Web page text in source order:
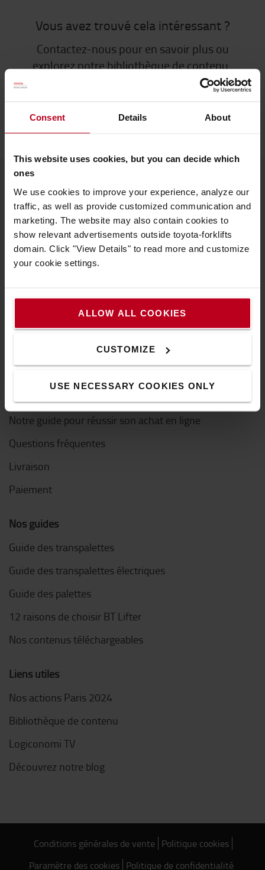
Consent Details About
This website uses cookies, but you can decide which
ones
We use cookies to improve your experience, analyze our
traffic, as well as provide customized communication and
marketing. The website may also contain cookies to
show relevant advertisements outside toyota-forklifts
domain. Click "View Details" to read more and customize
your cookie settings.
ALLOW ALL COOKIES
CUSTOMIZE
USE NECESSARY COOKIES ONLY
Vous avez trouvé cela intéressant ?
Contactez-nous pour en savoir plus ou
explorez notre bibliothèque de contenu.
BIBLIOTHÈQUE DE
À propos de Toyota
Nous connaître
Choisir Toyota
Toyota Production System
Système Actif de Stabilité (SAS)
Découvrez nos offres d'emploi
Notre guide pour réussir son achat en ligne
Questions fréquentes
Livraison
Paiement
Nos guides
Guide des transpalettes
Guide des transpalettes électriques
Guide des palettes
12 raisons de choisir BT Lifter
Nos contenus téléchargeables
Liens utiles
Nos actions Paris 2024
Bibliothèque de contenu
Logiconomi TV
Découvrez notre blog
Conditions générales de vente Politique cookies
Paramètre des cookies Politique de confidentialité